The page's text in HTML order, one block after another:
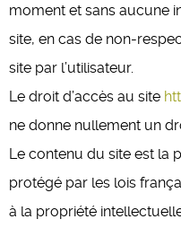
moment et sans aucune
site, en cas de non-
site par l’utilisateur.
Le droit d’accès au site
ne donne nullement un
Le contenu du site est la
protégé par les lois
à la propriété